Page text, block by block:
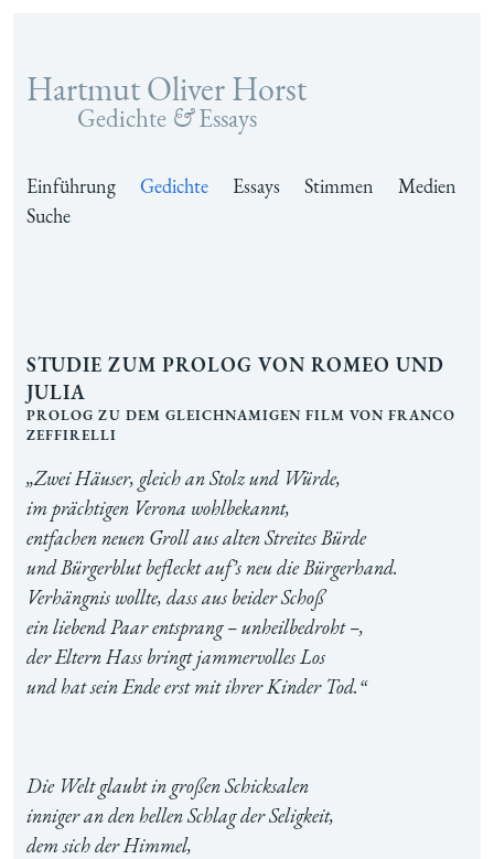
Zum Inhalt springen
Hartmut Oliver Horst
Gedichte &Essays
Einführung Gedichte Essays Stimmen
Medien
Suche
Studie zum Prolog von Romeo und
Julia
Prolog zu dem gleichnamigen Film von Franco
Zeffirelli
„Zwei Häuser, gleich an Stolz und Würde,
im prächtigen Verona wohlbekannt,
entfachen neuen Groll aus alten Streites Bürde
und Bürgerblut befleckt auf’s neu die Bürgerhand.
Verhängnis wollte, dass aus beider Schoß
ein liebend Paar entsprang – unheilbedroht –,
der Eltern Hass bringt jammervolles Los
und hat sein Ende erst mit ihrer Kinder Tod.“
Die Welt glaubt in großen Schicksalen
inniger an den hellen Schlag der Seligkeit,
dem sich der Himmel,